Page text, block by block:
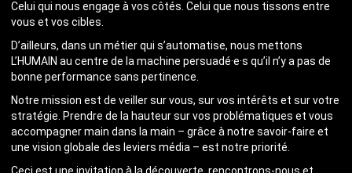
Celui qui nous engage à vos côtés. Celui que nous tissons entre
vous et vos cibles.
D’ailleurs, dans un métier qui s’automatise, nous mettons
L’HUMAIN au centre de la machine persuadé·e·s qu’il n’y a pas de
bonne performance sans pertinence.
Notre mission est de veiller sur vous, sur vos intérêts et sur votre
stratégie. Prendre de la hauteur sur vos problématiques et vous
accompagner main dans la main – grâce à notre savoir-faire et
une vision globale des leviers média – est notre priorité.